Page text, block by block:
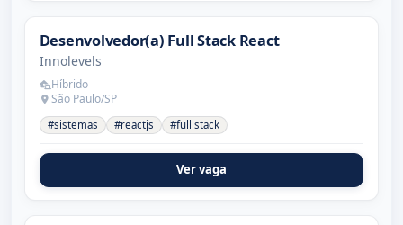
Desenvolvedor(a) Full Stack React
Innolevels
Híbrido
São Paulo/SP
#sistemas #reactjs #full stack
Ver vaga